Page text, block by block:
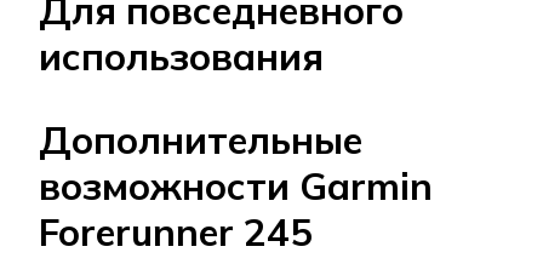
Для повседневного
использования
Дополнительные
возможности Garmin
Forerunner 245